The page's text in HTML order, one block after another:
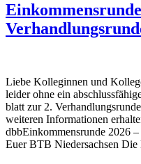
Liebe Kolle­ginnen und
leider ohne ein
blatt zur 2.
weiteren Infor­ma­tionen
dbbEinkom­mens­runde 2026
Euer BTB Nieder­sachsen Die